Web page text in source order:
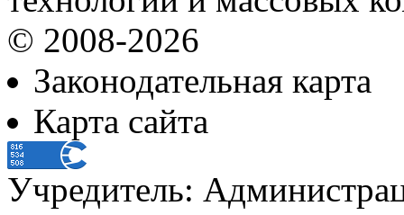
© 2008-2026
Законодательная карта
Карта сайта
Учредитель: